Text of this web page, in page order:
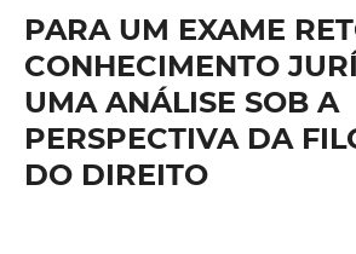
PARA UM EXAME
CONHECIMENTO
UMA ANÁLISE SOB A
PERSPECTIVA DA
DO DIREITO